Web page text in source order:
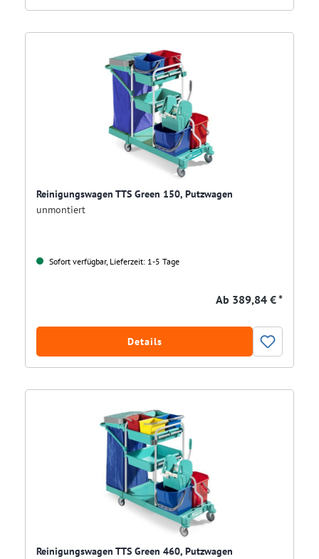
Reinigungswagen TTS Green 150, Putzwagen
unmontiert
Sofort verfügbar, Lieferzeit: 1-5 Tage
Ab 389,84 € *
Details
Reinigungswagen TTS Green 460, Putzwagen